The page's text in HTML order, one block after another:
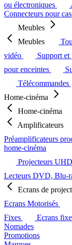
ou électroniques
Connecteurs pour
Meubles
Meubles
vidéo
Support et
pour enceintes
Télécommandes
Home-cinéma
Home-cinéma
Amplificateurs
Préamplificateurs
home-cinéma
Projecteurs
Lecteurs DVD, Blu-
Ecrans de
Ecrans Motorisés
Fixes
Ecrans
Nomades
Promotions